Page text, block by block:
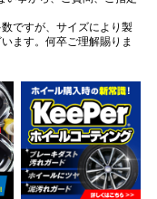
ですが、サイズにより製
ます。何卒ご理解賜りま